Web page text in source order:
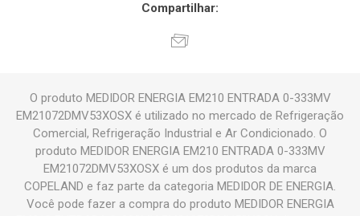
Compartilhar:
O produto MEDIDOR ENERGIA EM210 ENTRADA 0-333MV
EM21072DMV53XOSX é utilizado no mercado de Refrigeração
Comercial, Refrigeração Industrial e Ar Condicionado. O
produto MEDIDOR ENERGIA EM210 ENTRADA 0-333MV
EM21072DMV53XOSX é um dos produtos da marca
COPELAND e faz parte da categoria MEDIDOR DE ENERGIA.
Você pode fazer a compra do produto MEDIDOR ENERGIA